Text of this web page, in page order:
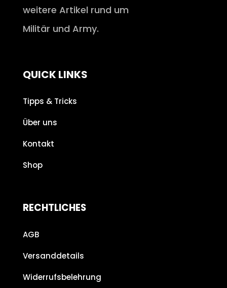
weitere Artikel rund um
Militär und Army.
QUICK LINKS
Tipps & Tricks
Über uns
Kontakt
Shop
RECHTLICHES
AGB
Versanddetails
Widerrufsbelehrung